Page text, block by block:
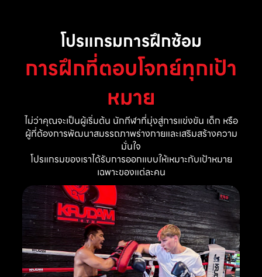
โปรแกรมการฝึกซ้อม
การฝึกที่ตอบโจทย์ทุกเป้า
หมาย
ไม่ว่าคุณจะเป็นผู้เริ่มต้น นักกีฬาที่มุ่งสู่การแข่งขัน เด็ก หรือ
ผู้ที่ต้องการพัฒนาสมรรถภาพร่างกายและเสริมสร้างความ
มั่นใจ
โปรแกรมของเราได้รับการออกแบบให้เหมาะกับเป้าหมาย
เฉพาะของแต่ละคน